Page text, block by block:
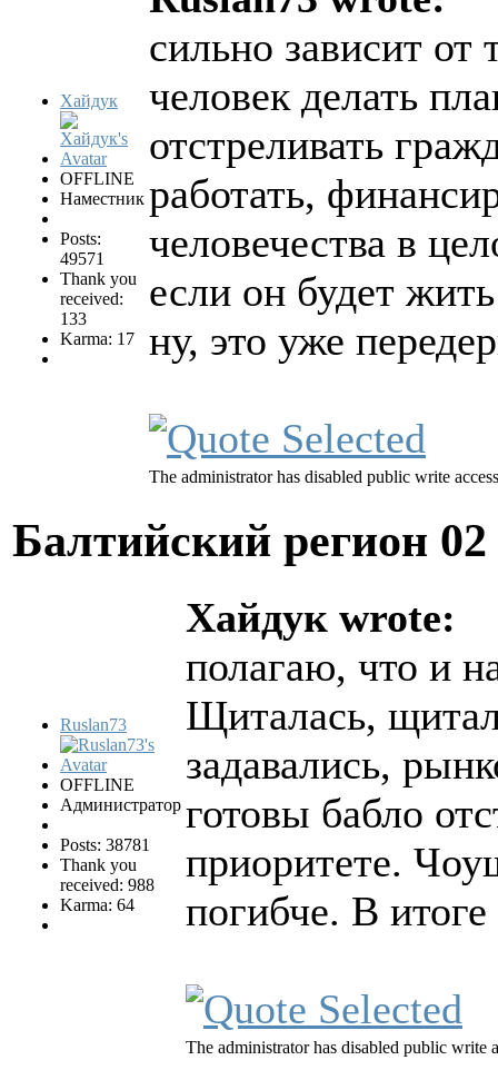
Хайдук
OFFLINE
Наместник
Posts:
49571
Thank you
received:
133
Karma: 17
сильно зависит от
человек делать
отстреливать
работать,
человечества в
если он будет
ну, это уже
The administrator has disabled public write
Балтийский регион
Ruslan73
OFFLINE
Администратор
Posts: 38781
Thank you
received: 988
Karma: 64
Хайдук wrote:
полагаю, что и
Щиталась,
задавались,
готовы бабло
приоритете.
погибче. В
The administrator has disabled public write